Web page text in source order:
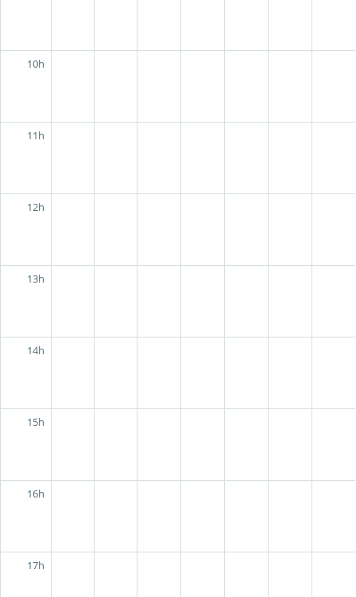
10h
11h
12h
13h
14h
15h
16h
17h